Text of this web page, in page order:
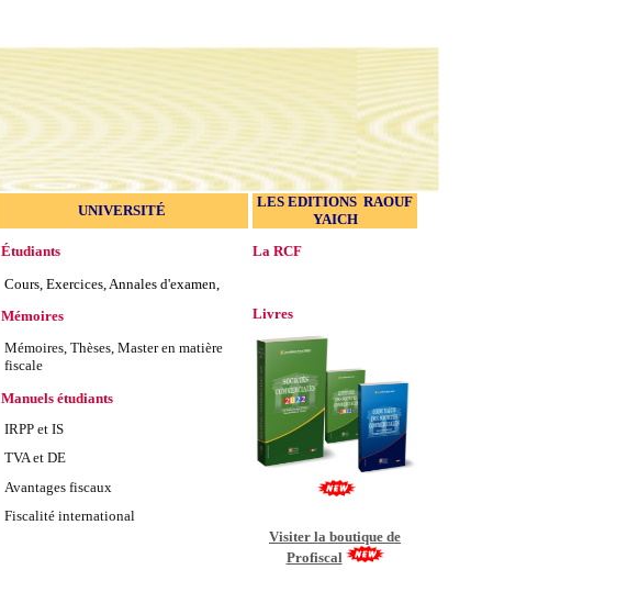
UNIVERSITÉ
LES EDITIONS RAOUF
YAICH
Étudiants
Cours, Exercices, Annales d'examen,
Mémoires
Mémoires, Thèses, Master en matière
fiscale
Manuels étudiants
IRPP et IS
TVA et DE
Avantages fiscaux
Fiscalité international
La RCF
Livres
Visiter la boutique de
Profiscal